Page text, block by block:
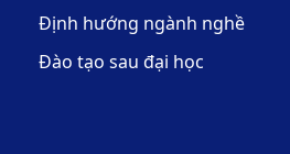
Định hướng ngành nghề
Đào tạo sau đại học